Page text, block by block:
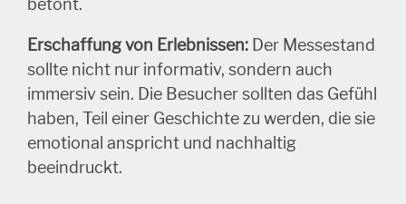
betont.
Erschaffung von Erlebnissen: Der Messestand
sollte nicht nur informativ, sondern auch
immersiv sein. Die Besucher sollten das Gefühl
haben, Teil einer Geschichte zu werden, die sie
emotional anspricht und nachhaltig
beeindruckt.